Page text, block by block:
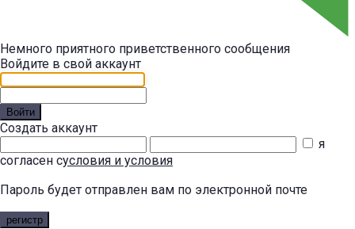
Немного приятного приветственного сообщения
Войдите в свой аккаунт
Войти
Создать аккаунт
я
согласен сусловия и условия
Пароль будет отправлен вам по электронной почте
регистр